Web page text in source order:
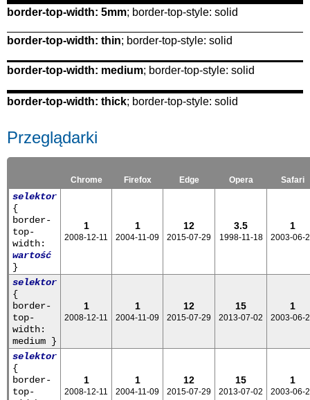
border-top-width: 5mm; border-top-style: solid
border-top-width: thin; border-top-style: solid
border-top-width: medium; border-top-style: solid
border-top-width: thick; border-top-style: solid
Przeglądarki
Chrome Firefox Edge Opera Safari
selektor
{
border-
top-
width:
wartość
}
1
2008-12-11
1
2004-11-09
12
2015-07-29
3.5
1998-11-18
1
2003-06-
selektor
{
border-
top-
width:
medium }
1
2008-12-11
1
2004-11-09
12
2015-07-29
15
2013-07-02
1
2003-06-
selektor
{
border-
top-
1
2008-12-11
1
2004-11-09
12
2015-07-29
15
2013-07-02
1
2003-06-